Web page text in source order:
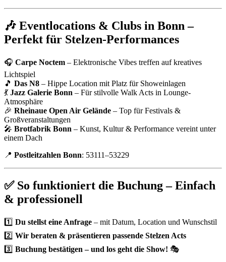
🎶 Eventlocations & Clubs in Bonn –
Perfekt für Stelzen-Performances
🎧 Carpe Noctem – Elektronische Vibes treffen auf kreatives
Lichtspiel
🎵 Das N8 – Hippe Location mit Platz für Showeinlagen
💃 Jazz Galerie Bonn – Für stilvolle Walk Acts in Lounge-
Atmosphäre
🎉 Rheinaue Open Air Gelände – Top für Festivals &
Großveranstaltungen
🎤 Brotfabrik Bonn – Kunst, Kultur & Performance vereint unter
einem Dach
📍 Postleitzahlen Bonn: 53111–53229
✅ So funktioniert die Buchung – Einfach
& professionell
1️⃣ Du stellst eine Anfrage – mit Datum, Location und Wunschstil
2️⃣ Wir beraten & präsentieren passende Stelzen Acts
3️⃣ Buchung bestätigen – und los geht die Show! 🎭